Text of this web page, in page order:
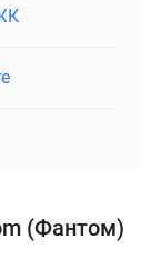
(Фантом)